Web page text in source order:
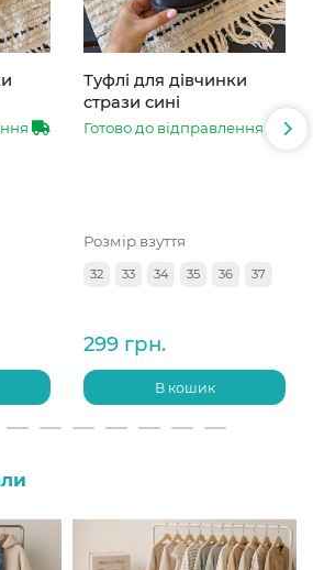
Туфлі для дівчинки
стрази сині
Готово до відправлення
Розмір взуття
32 33 34 35 36 37
299 грн.
В кошик